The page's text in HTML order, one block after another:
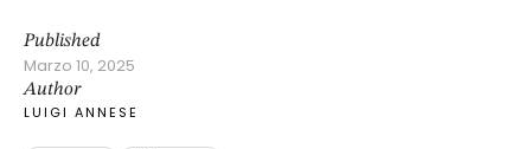
Published
Marzo 10, 2025
Author
LUIGI ANNESE